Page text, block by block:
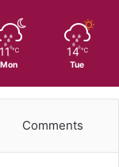
11 ℃
Mon
14 ℃
Tue
Comments